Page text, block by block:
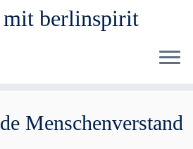
mit berlinspirit
Menschenverstand